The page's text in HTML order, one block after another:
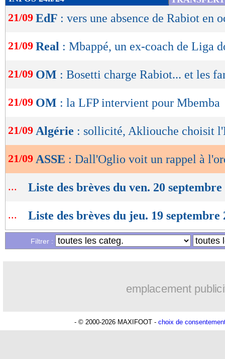
entraîneur.
Lu 10.909 fois - Eric Bethsy -
de
lecture
OK
21/09 EdF : vers une absence de Rabiot en
21/09 Real : Mbappé, un ex-coach de Liga
21/09 OM : Bosetti charge Rabiot... et les
21/09 OM : la LFP intervient pour Mbemba
21/09 Algérie : sollicité, Akliouche choisit
21/09 ASSE : Dall'Oglio voit un rappel à
... Liste des brèves du ven. 20 septembre
... Liste des brèves du jeu. 19 septembre
Filtrer :
emplacement
- © 2000-2026 MAXIFOOT - choix de